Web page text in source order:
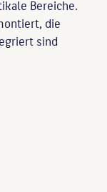
Bereiche.
die
sind